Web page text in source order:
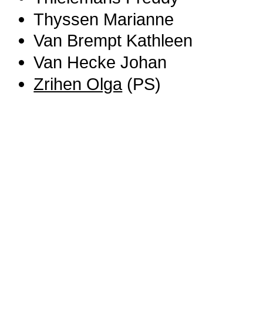
Thyssen Marianne
Van Brempt Kathleen
Van Hecke Johan
Zrihen Olga(PS)